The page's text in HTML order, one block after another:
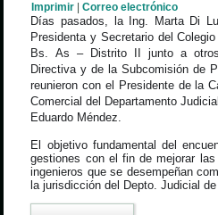
Imprimir |Correo electrónico
Días pasados, la Ing. Marta Di
Presidenta y Secretario del
Bs. As – Distrito II junto a
Directiva y de la Subcomisión de
reunieron con el Presidente de la
Comercial del Departamento
Eduardo Méndez.
El objetivo fundamental del
gestiones con el fin de mejorar
ingenieros que se desempeñan
la jurisdicción del Depto. Judicial